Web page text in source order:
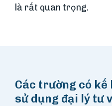
là rất quan trọng.
Các trường có
sử dụng đại lý tư